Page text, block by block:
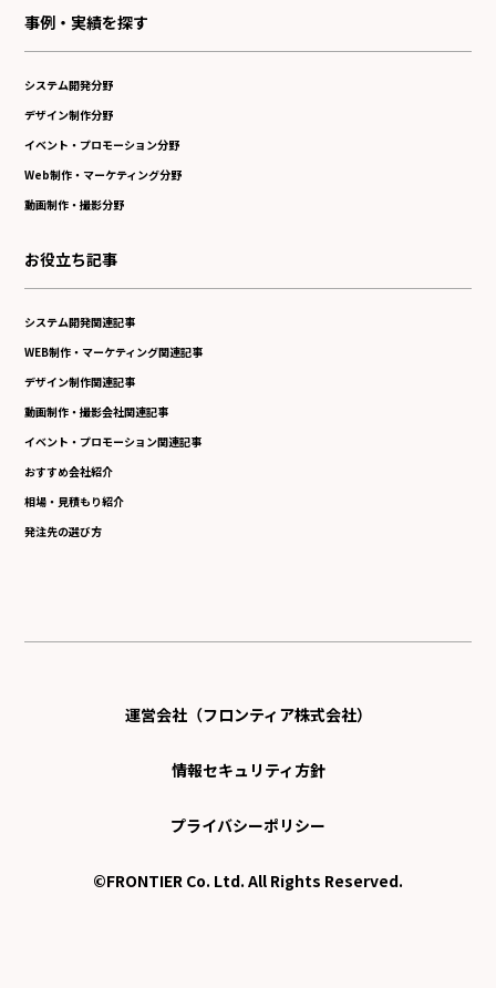
事例・実績を探す
システム開発分野
デザイン制作分野
イベント・プロモーション分野
Web制作・マーケティング分野
動画制作・撮影分野
お役立ち記事
システム開発関連記事
WEB制作・マーケティング関連記事
デザイン制作関連記事
動画制作・撮影会社関連記事
イベント・プロモーション関連記事
おすすめ会社紹介
相場・見積もり紹介
発注先の選び方
運営会社（フロンティア株式会社）
情報セキュリティ方針
プライバシーポリシー
©FRONTIER Co. Ltd. All Rights Reserved.